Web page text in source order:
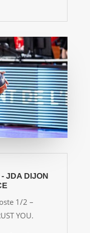
JDA DIJON
1/2 –
YOU.